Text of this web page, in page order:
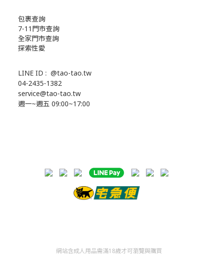
包裹查詢
7-11門市查詢
全家門市查詢
探索性愛
LINE ID : @tao-tao.tw
04-2435-1382
service@tao-tao.tw
週一~週五 09:00~17:00
網站含成人用品需滿18歲才可瀏覽與購買